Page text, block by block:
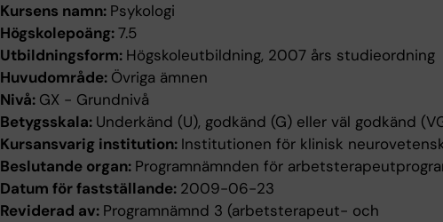
Kursens namn: Psykologi
Högskolepoäng:7.5
Utbildningsform: Högskoleutbildning, 2007 års studieordning
Huvudområde: Övriga ämnen
Nivå: GX - Grundnivå
Betygsskala: Underkänd (U), godkänd (G) eller väl godkänd
Kursansvarig institution: Institutionen för klinisk
Beslutande organ: Programnämnden för
Datum för fastställande: 2009-06-23
Reviderad av: Programnämnd 3 (arbetsterapeut- och